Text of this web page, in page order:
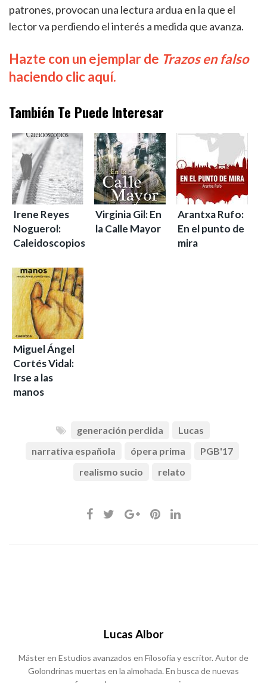
patrones, provocan una lectura ardua en la que el
lector va perdiendo el interés a medida que avanza.
Hazte con un ejemplar de Trazos en falso
haciendo clic aquí.
También Te Puede Interesar
Irene Reyes
Noguerol:
Caleidoscopios
Virginia Gil: En
la Calle Mayor
Arantxa Rufo:
En el punto de
mira
Miguel Ángel
Cortés Vidal:
Irse a las
manos
generación perdida
Lucas
narrativa española
ópera prima
PGB'17
realismo sucio
relato
Lucas Albor
Máster en Estudios avanzados en Filosofía y escritor. Autor de
Golondrinas muertas en la almohada. En busca de nuevas